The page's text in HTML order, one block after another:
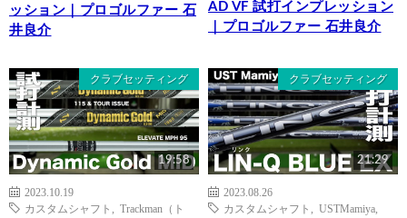
ッション｜プロゴルファー 石
井良介
AD VF 試打インプレッション
｜プロゴルファー 石井良介
クラブセッティング
19:58
2023.10.19
カスタムシャフト
Trackman（ト
クラブセッティング
21:29
2023.08.26
カスタムシャフト
USTMamiya